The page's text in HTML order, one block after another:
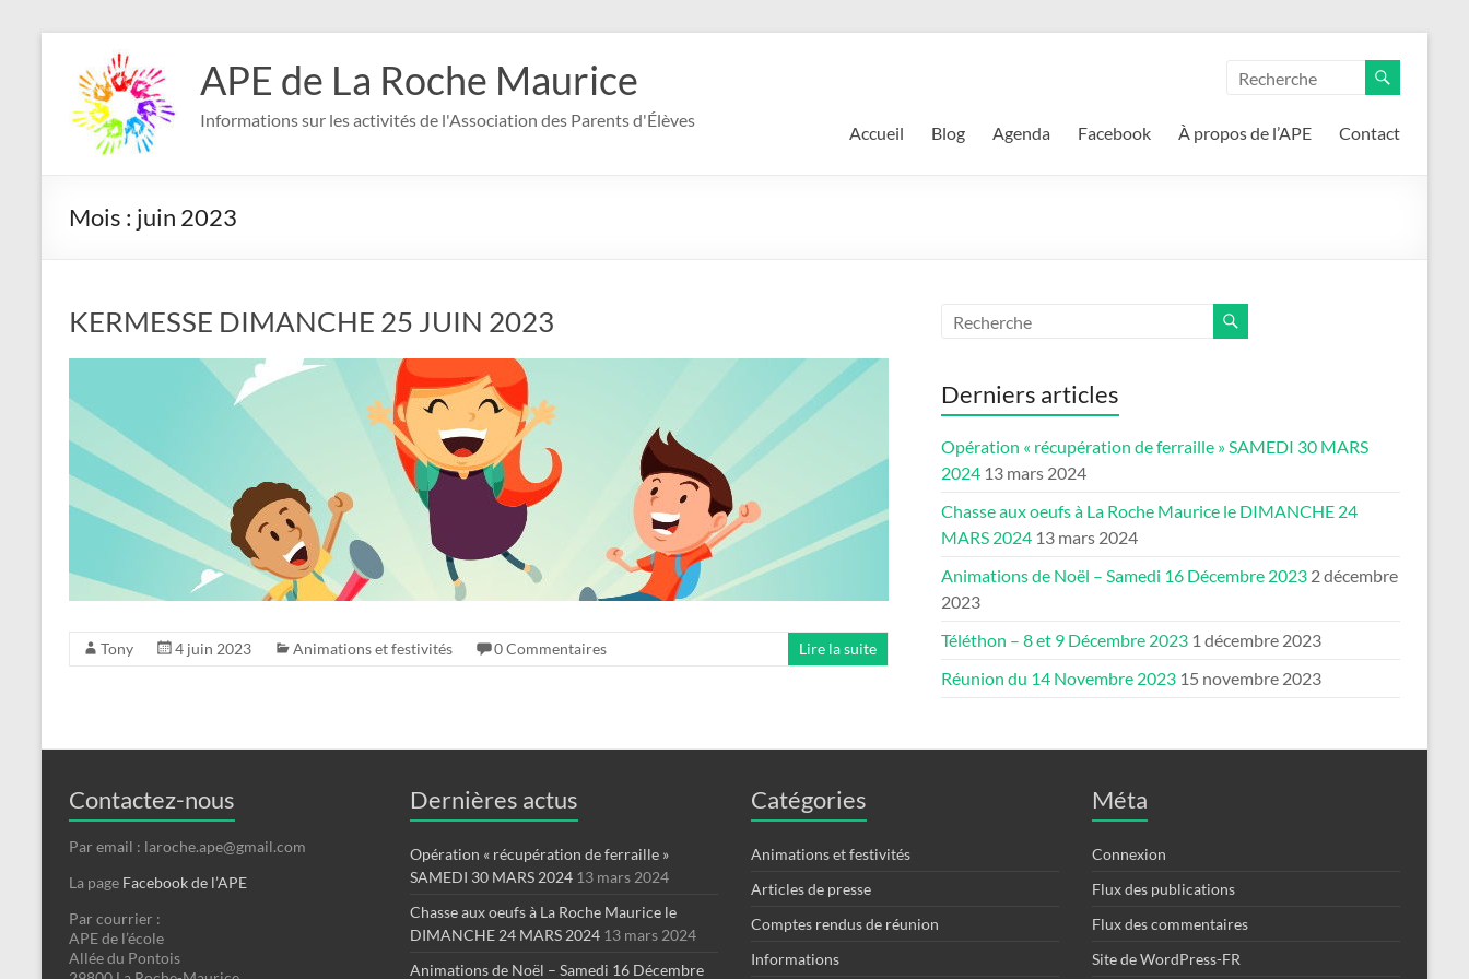
contenu
APE de La Roche Maurice
Informations sur les activités de l'Association des Parents d'Élèves
Accueil Blog Agenda Facebook À propos de l’APE Contact
Mois : juin 2023
KERMESSE DIMANCHE 25 JUIN 2023
Tony 4 juin 2023 Animations et festivités 0 Commentaires Lire la suite
Derniers articles
Opération « récupération de ferraille » SAMEDI 30 MARS
2024 13 mars 2024
Chasse aux oeufs à La Roche Maurice le DIMANCHE 24
MARS 2024 13 mars 2024
Animations de Noël – Samedi 16 Décembre 2023 2 décembre
2023
Téléthon – 8 et 9 Décembre 2023 1 décembre 2023
Réunion du 14 Novembre 2023 15 novembre 2023
Contactez-nous
Par email : laroche.ape@gmail.com
La page Facebook de l’APE
Par courrier :
APE de l’école
Allée du Pontois
Dernières actus
Opération « récupération de ferraille »
SAMEDI 30 MARS 2024 13 mars 2024
Chasse aux oeufs à La Roche Maurice le
DIMANCHE 24 MARS 2024 13 mars 2024
Animations de Noël – Samedi 16 Décembre
Catégories
Animations et festivités
Articles de presse
Comptes rendus de réunion
Informations
Méta
Connexion
Flux des publications
Flux des commentaires
Site de WordPress-FR